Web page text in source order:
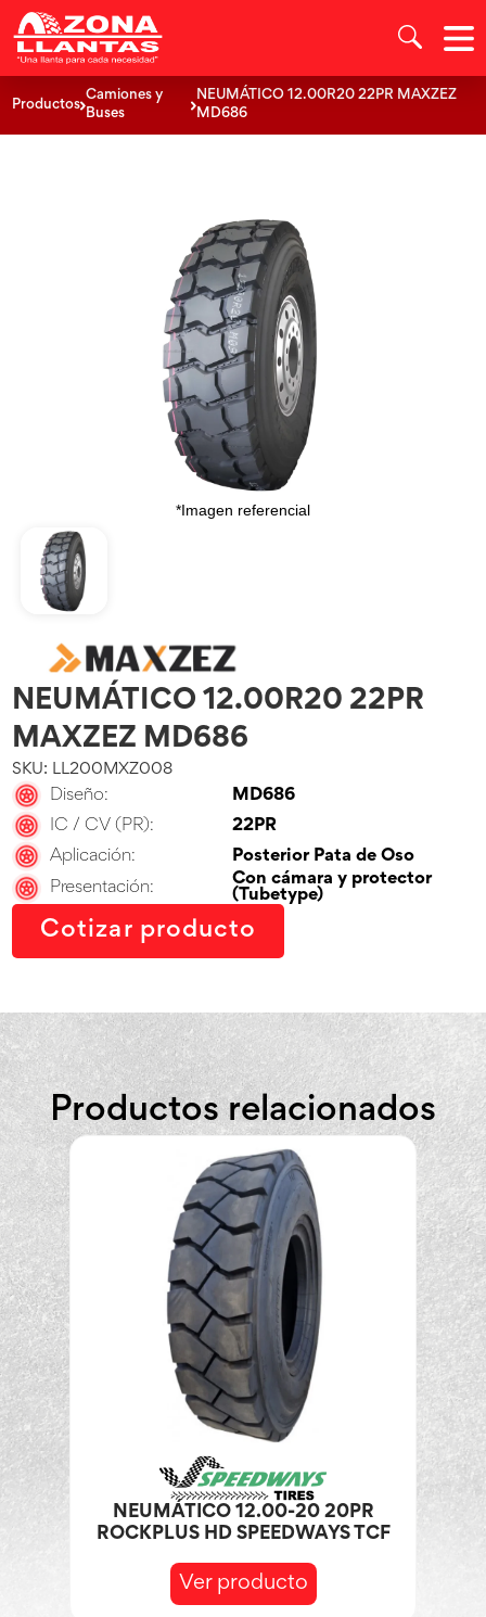
Productos
Camiones y
Buses
NEUMÁTICO 12.00R20 22PR MAXZEZ
MD686
*Imagen referencial
NEUMÁTICO 12.00R20 22PR
MAXZEZ MD686
SKU: LL200MXZ008
Diseño:
MD686
IC / CV (PR):
22PR
Aplicación:
Posterior Pata de Oso
Presentación:
Con cámara y protector
(Tubetype)
Cotizar producto
Productos relacionados
NEUMÁTICO 12.00-20 20PR
ROCKPLUS HD SPEEDWAYS TCF
Ver producto